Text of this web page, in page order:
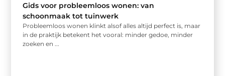
Gids voor probleemloos wonen: van
schoonmaak tot tuinwerk
Probleemloos wonen klinkt alsof alles altijd perfect is, maar
in de praktijk betekent het vooral: minder gedoe, minder
zoeken en ...